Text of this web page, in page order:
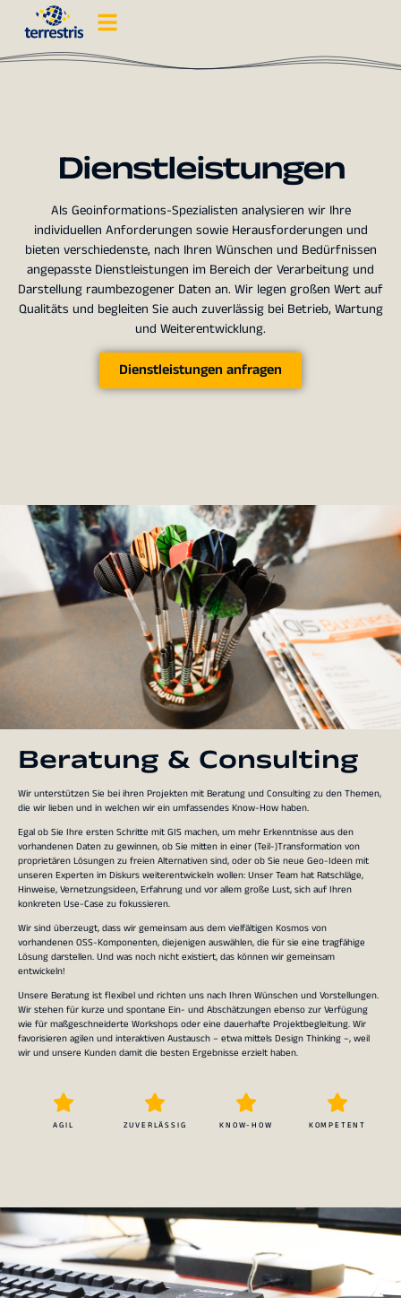
Dienstleistungen
Als Geoinformations-Spezialisten analysieren wir Ihre
individuellen Anforderungen sowie Herausforderungen und
bieten verschiedenste, nach Ihren Wünschen und Bedürfnissen
angepasste Dienstleistungen im Bereich der Verarbeitung und
Darstellung raumbezogener Daten an. Wir legen großen Wert auf
Qualitäts und begleiten Sie auch zuverlässig bei Betrieb, Wartung
und Weiterentwicklung.
Dienstleistungen anfragen
Beratung & Consulting
Wir unterstützen Sie bei ihren Projekten mit Beratung und Consulting zu den Themen,
die wir lieben und in welchen wir ein umfassendes Know-How haben.
Egal ob Sie Ihre ersten Schritte mit GIS machen, um mehr Erkenntnisse aus den
vorhandenen Daten zu gewinnen, ob Sie mitten in einer (Teil-)Transformation von
proprietären Lösungen zu freien Alternativen sind, oder ob Sie neue Geo-Ideen mit
unseren Experten im Diskurs weiterentwickeln wollen: Unser Team hat Ratschläge,
Hinweise, Vernetzungsideen, Erfahrung und vor allem große Lust, sich auf Ihren
konkreten Use-Case zu fokussieren.
Wir sind überzeugt, dass wir gemeinsam aus dem vielfältigen Kosmos von
vorhandenen OSS-Komponenten, diejenigen auswählen, die für sie eine tragfähige
Lösung darstellen. Und was noch nicht existiert, das können wir gemeinsam
entwickeln!
Unsere Beratung ist flexibel und richten uns nach Ihren Wünschen und Vorstellungen.
Wir stehen für kurze und spontane Ein- und Abschätzungen ebenso zur Verfügung
wie für maßgeschneiderte Workshops oder eine dauerhafte Projektbegleitung. Wir
favorisieren agilen und interaktiven Austausch – etwa mittels Design Thinking –, weil
wir und unsere Kunden damit die besten Ergebnisse erzielt haben.
AGIL ZUVERLÄSSIG KNOW-HOW KOMPETENT